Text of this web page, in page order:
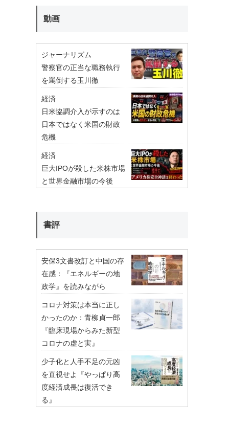
動画
ジャーナリズム
警察官の正当な職務執行
を罵倒する玉川徹
経済
日米協調介入が示すのは
日本ではなく米国の財政
危機
経済
巨大IPOが殺した米株市場
と世界金融市場の今後
書評
安保3文書改訂と中国の存
在感：『エネルギーの地
政学』を読みながら
コロナ対策は本当に正し
かったのか：青柳貞一郎
『臨床現場からみた新型
コロナの虚と実』
少子化と人手不足の元凶
を直視せよ『やっぱり高
度経済成長は復活でき
る』